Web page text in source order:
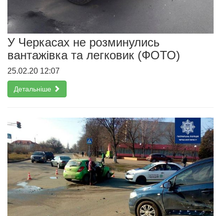
У Черкасах не розминулись
вантажівка та легковик (ФОТО)
25.02.20 12:07
Детальніше